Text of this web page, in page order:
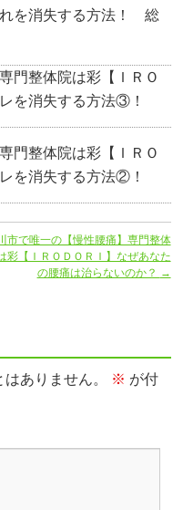
れを消失する方法！ 総
門整体院は彩【ＩＲＯ
を消失する方法③！
門整体院は彩【ＩＲＯ
を消失する方法②！
市で唯一の【慢性腰痛】専門整体
彩【ＩＲＯＤＯＲＩ】なぜあなた
の腰痛は治らないのか？ →
ありません。 ※ が付